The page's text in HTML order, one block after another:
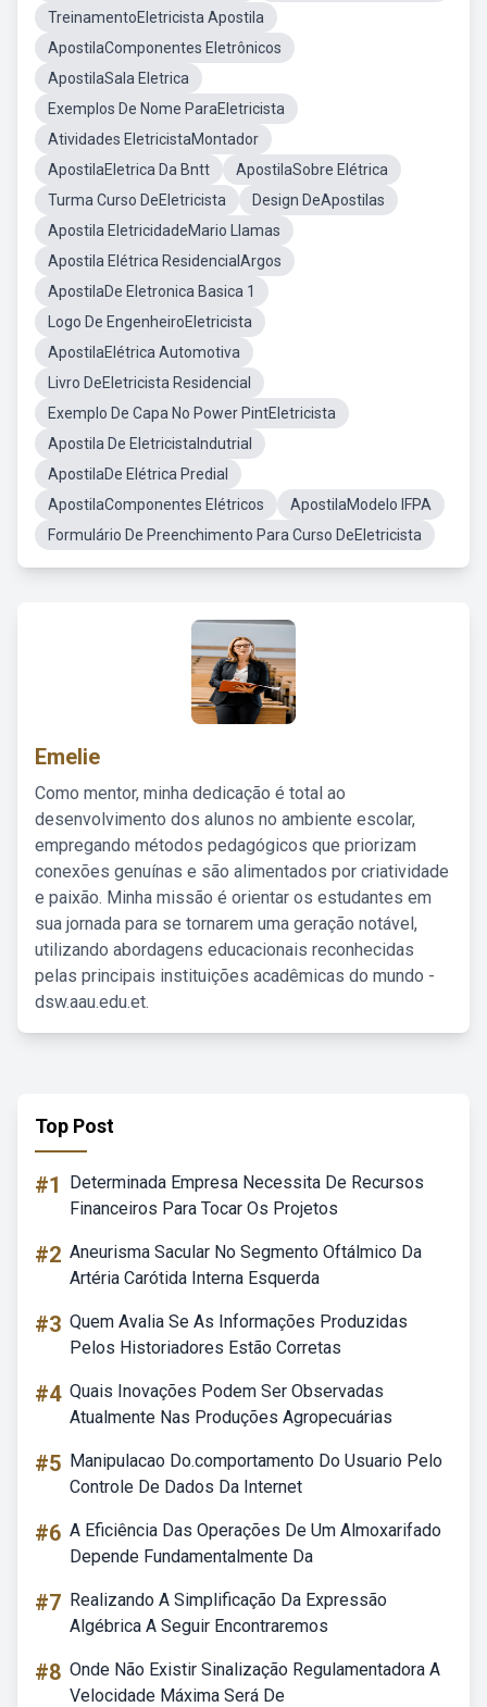
TreinamentoEletricista Apostila
ApostilaComponentes Eletrônicos
ApostilaSala Eletrica
Exemplos De Nome ParaEletricista
Atividades EletricistaMontador
ApostilaEletrica Da Bntt
ApostilaSobre Elétrica
Turma Curso DeEletricista
Design DeApostilas
Apostila EletricidadeMario Llamas
Apostila Elétrica ResidencialArgos
ApostilaDe Eletronica Basica 1
Logo De EngenheiroEletricista
ApostilaElétrica Automotiva
Livro DeEletricista Residencial
Exemplo De Capa No Power PintEletricista
Apostila De EletricistaIndutrial
ApostilaDe Elétrica Predial
ApostilaComponentes Elétricos
ApostilaModelo IFPA
Formulário De Preenchimento Para Curso DeEletricista
Emelie
Como mentor, minha dedicação é total ao
desenvolvimento dos alunos no ambiente escolar,
empregando métodos pedagógicos que priorizam
conexões genuínas e são alimentados por criatividade
e paixão. Minha missão é orientar os estudantes em
sua jornada para se tornarem uma geração notável,
utilizando abordagens educacionais reconhecidas
pelas principais instituições acadêmicas do mundo -
dsw.aau.edu.et.
Top Post
#1
Determinada Empresa Necessita De Recursos
Financeiros Para Tocar Os Projetos
#2 Aneurisma Sacular No Segmento Oftálmico Da
Artéria Carótida Interna Esquerda
#3 Quem Avalia Se As Informações Produzidas
Pelos Historiadores Estão Corretas
#4 Quais Inovações Podem Ser Observadas
Atualmente Nas Produções Agropecuárias
#5 Manipulacao Do.comportamento Do Usuario Pelo
Controle De Dados Da Internet
#6 A Eficiência Das Operações De Um Almoxarifado
Depende Fundamentalmente Da
#7 Realizando A Simplificação Da Expressão
Algébrica A Seguir Encontraremos
#8 Onde Não Existir Sinalização Regulamentadora A
Velocidade Máxima Será De